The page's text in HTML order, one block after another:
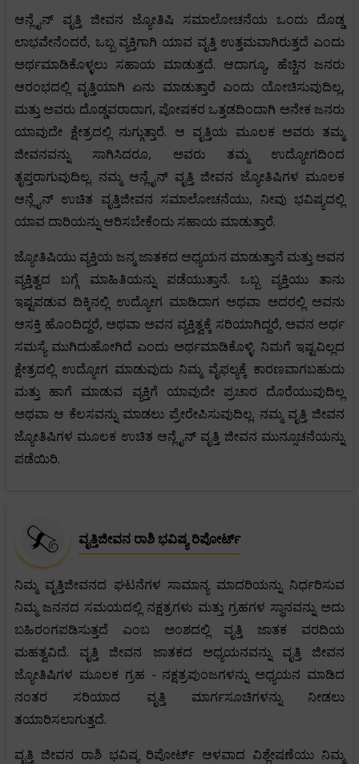
ಆನ್ಲೈನ್ ವೃತ್ತಿ ಜೀವನ ಜ್ಯೋತಿಷಿ ಸಮಾಲೋಚನೆಯ ಒಂದು ದೊಡ್ಡ
ಲಾಭವೇನೆಂದರೆ, ಒಬ್ಬ ವ್ಯಕ್ತಿಗಾಗಿ ಯಾವ ವೃತ್ತಿ ಉತ್ತಮವಾಗಿರುತ್ತದೆ ಎಂದು
ಅರ್ಥಮಾಡಿಕೊಳ್ಳಲು ಸಹಾಯ ಮಾಡುತ್ತದೆ. ಆದಾಗ್ಯೂ, ಹೆಚ್ಚಿನ ಜನರು
ಆರಂಭದಲ್ಲಿ ವೃತ್ತಿಯಾಗಿ ಏನು ಮಾಡುತ್ತಾರೆ ಎಂದು ಯೋಚಿಸುವುದಿಲ್ಲ,
ಮತ್ತು ಅವರು ದೊಡ್ಡವರಾದಾಗ, ಪೋಷಕರ ಒತ್ತಡದಿಂದಾಗಿ ಅನೇಕ ಜನರು
ಯಾವುದೇ ಕ್ಷೇತ್ರದಲ್ಲಿ ನುಗ್ಗುತ್ತಾರೆ. ಆ ವೃತ್ತಿಯ ಮೂಲಕ ಅವರು ತಮ್ಮ
ಜೀವನವನ್ನು ಸಾಗಿಸಿದರೂ, ಅವರು ತಮ್ಮ ಉದ್ಯೋಗದಿಂದ
ತೃಪ್ತರಾಗುವುದಿಲ್ಲ. ನಮ್ಮ ಆನ್ಲೈನ್ ವೃತ್ತಿ ಜೀವನ ಜ್ಯೋತಿಷಿಗಳ ಮೂಲಕ
ಆನ್ಲೈನ್ ಉಚಿತ ವೃತ್ತಿಜೀವನ ಸಮಾಲೋಚನೆಯು, ನೀವು ಭವಿಷ್ಯದಲ್ಲಿ
ಯಾವ ದಾರಿಯನ್ನು ಆರಿಸಬೇಕೆಂದು ಸಹಾಯ ಮಾಡುತ್ತಾರೆ.
ಜ್ಯೋತಿಷಿಯು ವ್ಯಕ್ತಿಯ ಜನ್ಮ ಜಾತಕದ ಅಧ್ಯಯನ ಮಾಡುತ್ತಾನೆ ಮತ್ತು ಅವನ
ವ್ಯಕ್ತಿತ್ವದ ಬಗ್ಗೆ ಮಾಹಿತಿಯನ್ನು ಪಡೆಯುತ್ತಾನೆ. ಒಬ್ಬ ವ್ಯಕ್ತಿಯು ತಾನು
ಇಷ್ಟಪಡುವ ದಿಕ್ಕಿನಲ್ಲಿ ಉದ್ಯೋಗ ಮಾಡಿದಾಗ ಅಥವಾ ಅದರಲ್ಲಿ ಅವನು
ಆಸಕ್ತಿ ಹೊಂದಿದ್ದರೆ, ಅಥವಾ ಅವನ ವ್ಯಕ್ತಿತ್ವಕ್ಕೆ ಸರಿಯಾಗಿದ್ದರೆ, ಅವನ ಅರ್ಧ
ಸಮಸ್ಯೆ ಮುಗಿದುಹೋಗಿದೆ ಎಂದು ಅರ್ಥಮಾಡಿಕೊಳ್ಳಿ. ನಿಮಗೆ ಇಷ್ಟವಿಲ್ಲದ
ಕ್ಷೇತ್ರದಲ್ಲಿ ಉದ್ಯೋಗ ಮಾಡುವುದು ನಿಮ್ಮ ವೈಫಲ್ಯಕ್ಕೆ ಕಾರಣವಾಗಬಹುದು
ಮತ್ತು ಹಾಗೆ ಮಾಡುವ ವ್ಯಕ್ತಿಗೆ ಯಾವುದೇ ಪ್ರಚಾರ ದೊರೆಯುವುದಿಲ್ಲ
ಅಥವಾ ಆ ಕೆಲಸವನ್ನು ಮಾಡಲು ಪ್ರೇರೇಪಿಸುವುದಿಲ್ಲ. ನಮ್ಮ ವೃತ್ತಿ ಜೀವನ
ಜ್ಯೋತಿಷಿಗಳ ಮೂಲಕ ಉಚಿತ ಆನ್ಲೈನ್ ವೃತ್ತಿ ಜೀವನ ಮುನ್ಸೂಚನೆಯನ್ನು
ಪಡೆಯಿರಿ.
ವೃತ್ತಿಜೀವನ ರಾಶಿ ಭವಿಷ್ಯ ರಿಪೋರ್ಟ್
ನಿಮ್ಮ ವೃತ್ತಿಜೀವನದ ಘಟನೆಗಳ ಸಾಮಾನ್ಯ ಮಾದರಿಯನ್ನು ನಿರ್ಧರಿಸುವ
ನಿಮ್ಮ ಜನನದ ಸಮಯದಲ್ಲಿ ನಕ್ಷತ್ರಗಳು ಮತ್ತು ಗ್ರಹಗಳ ಸ್ಥಾನವನ್ನು ಅದು
ಬಹಿರಂಗಪಡಿಸುತ್ತದೆ ಎಂಬ ಅಂಶದಲ್ಲಿ ವೃತ್ತಿ ಜಾತಕ ವರದಿಯ
ಮಹತ್ವವಿದೆ. ವೃತ್ತಿ ಜೀವನ ಜಾತಕದ ಅಧ್ಯಯನವನ್ನು ವೃತ್ತಿ ಜೀವನ
ಜ್ಯೋತಿಷಿಗಳ ಮೂಲಕ ಗ್ರಹ - ನಕ್ಷತ್ರಪುಂಜಗಳನ್ನು ಅಧ್ಯಯನ ಮಾಡಿದ
ನಂತರ ಸರಿಯಾದ ವೃತ್ತಿ ಮಾರ್ಗಸೂಚಿಗಳನ್ನು ನೀಡಲು
ತಯಾರಿಸಲಾಗುತ್ತದೆ.
ವೃತ್ತಿ ಜೀವನ ರಾಶಿ ಭವಿಷ್ಯ ರಿಪೋರ್ಟ್ ಆಳವಾದ ವಿಶ್ಲೇಷಣೆಯು ನಿಮ್ಮ